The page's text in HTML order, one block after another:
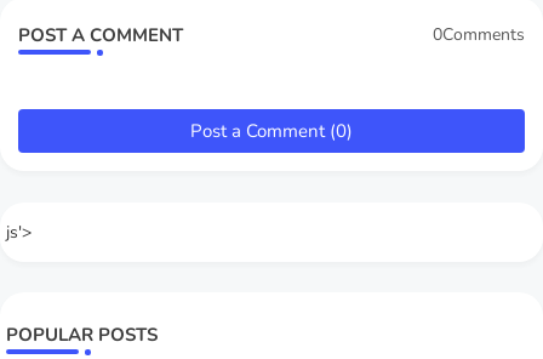
POST A COMMENT 0Comments
Post a Comment (0)
js'>
POPULAR POSTS